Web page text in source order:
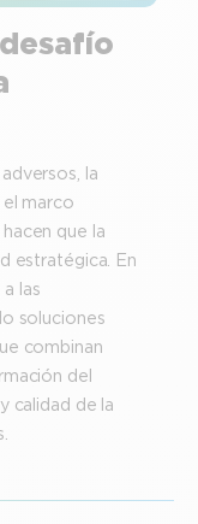
la
marco
que la
estratégica. En
las
soluciones
combinan
del
calidad de la